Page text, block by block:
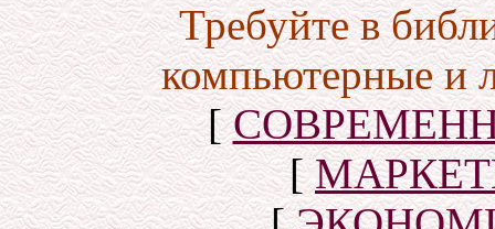
Требуйте в
компьютерные и
[
[